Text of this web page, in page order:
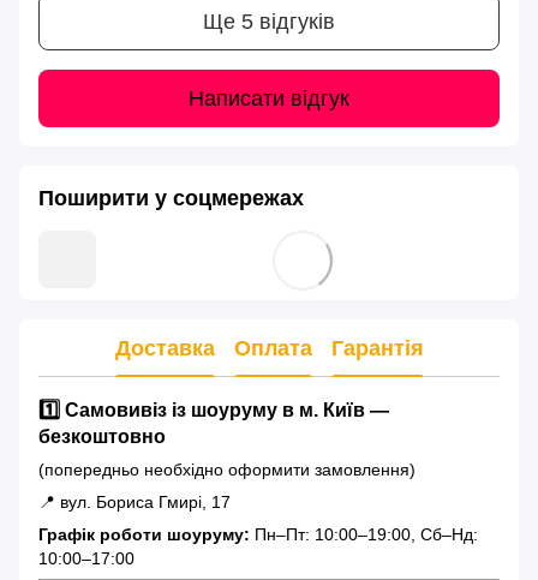
Ще 5 відгуків
Написати відгук
Поширити у соцмережах
Доставка Оплата Гарантія
1️⃣ Самовивіз із шоуруму в м. Київ —
безкоштовно
(попередньо необхідно оформити замовлення)
📍 вул. Бориса Гмирі, 17
Графік роботи шоуруму: Пн–Пт: 10:00–19:00, Сб–Нд:
10:00–17:00